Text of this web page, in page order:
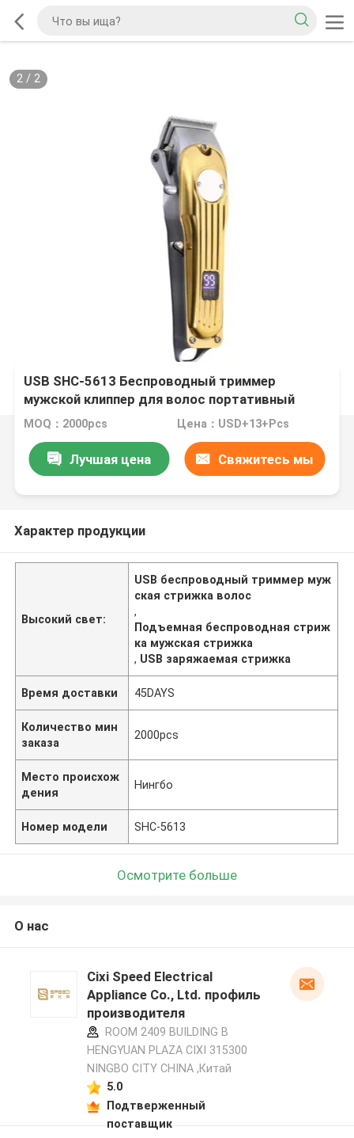
2/ 2
USB SHC-5613 Беспроводный триммер
мужской клиппер для волос портативный
MOQ：2000pcs Цена：USD+13+Pcs
Лучшая цена Свяжитесь мы
Характер продукции
Высокий свет:
USB беспроводный триммер муж
ская стрижка волос
,
Подъемная беспроводная стриж
ка мужская стрижка
, USB заряжаемая стрижка
Время доставки 45DAYS
Количество мин
заказа
2000pcs
Место происхож
дения
Нингбо
Номер модели SHC-5613
Осмотрите больше
О нас
Cixi Speed Electrical
Appliance Co., Ltd. профиль
производителя
ROOM 2409 BUILDING B
HENGYUAN PLAZA CIXI 315300
NINGBO CITY CHINA ,Китай
5.0
Подтверженный
поставщик